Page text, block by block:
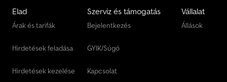
Export regisztrációt és exportrendszámot is intézünk. - Jelenlegi
gépjárművét korrekt áron beszámítjuk. Az interneten közzétett
adatok tájékoztató jellegűek és nem minősülnek szerződéses
adatátviteli hibákért vagy változtatásokért. A felszereltség
és a köztes értékesítést fenntartjuk. A hirdetés nem minősül
Elad
Árak és tarifák
Hirdetések feladása
Hirdetések kezelése
Szerviz és támogatás
Bejelentkezés
GYIK/Súgó
Kapcsolat
Vállalat
Állások